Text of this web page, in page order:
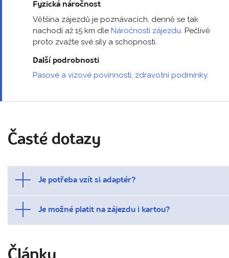
Fyzická náročnost
Většina zájezdů je poznávacích, denně se tak
nachodí až 15 km dle Náročnosti zájezdu. Pečlivě
proto zvažte své síly a schopnosti.
Další podrobnosti
Pasové a vízové povinnosti, zdravotní podmínky.
Časté dotazy
Je potřeba vzít si adaptér?
Je možné platit na zájezdu i kartou?